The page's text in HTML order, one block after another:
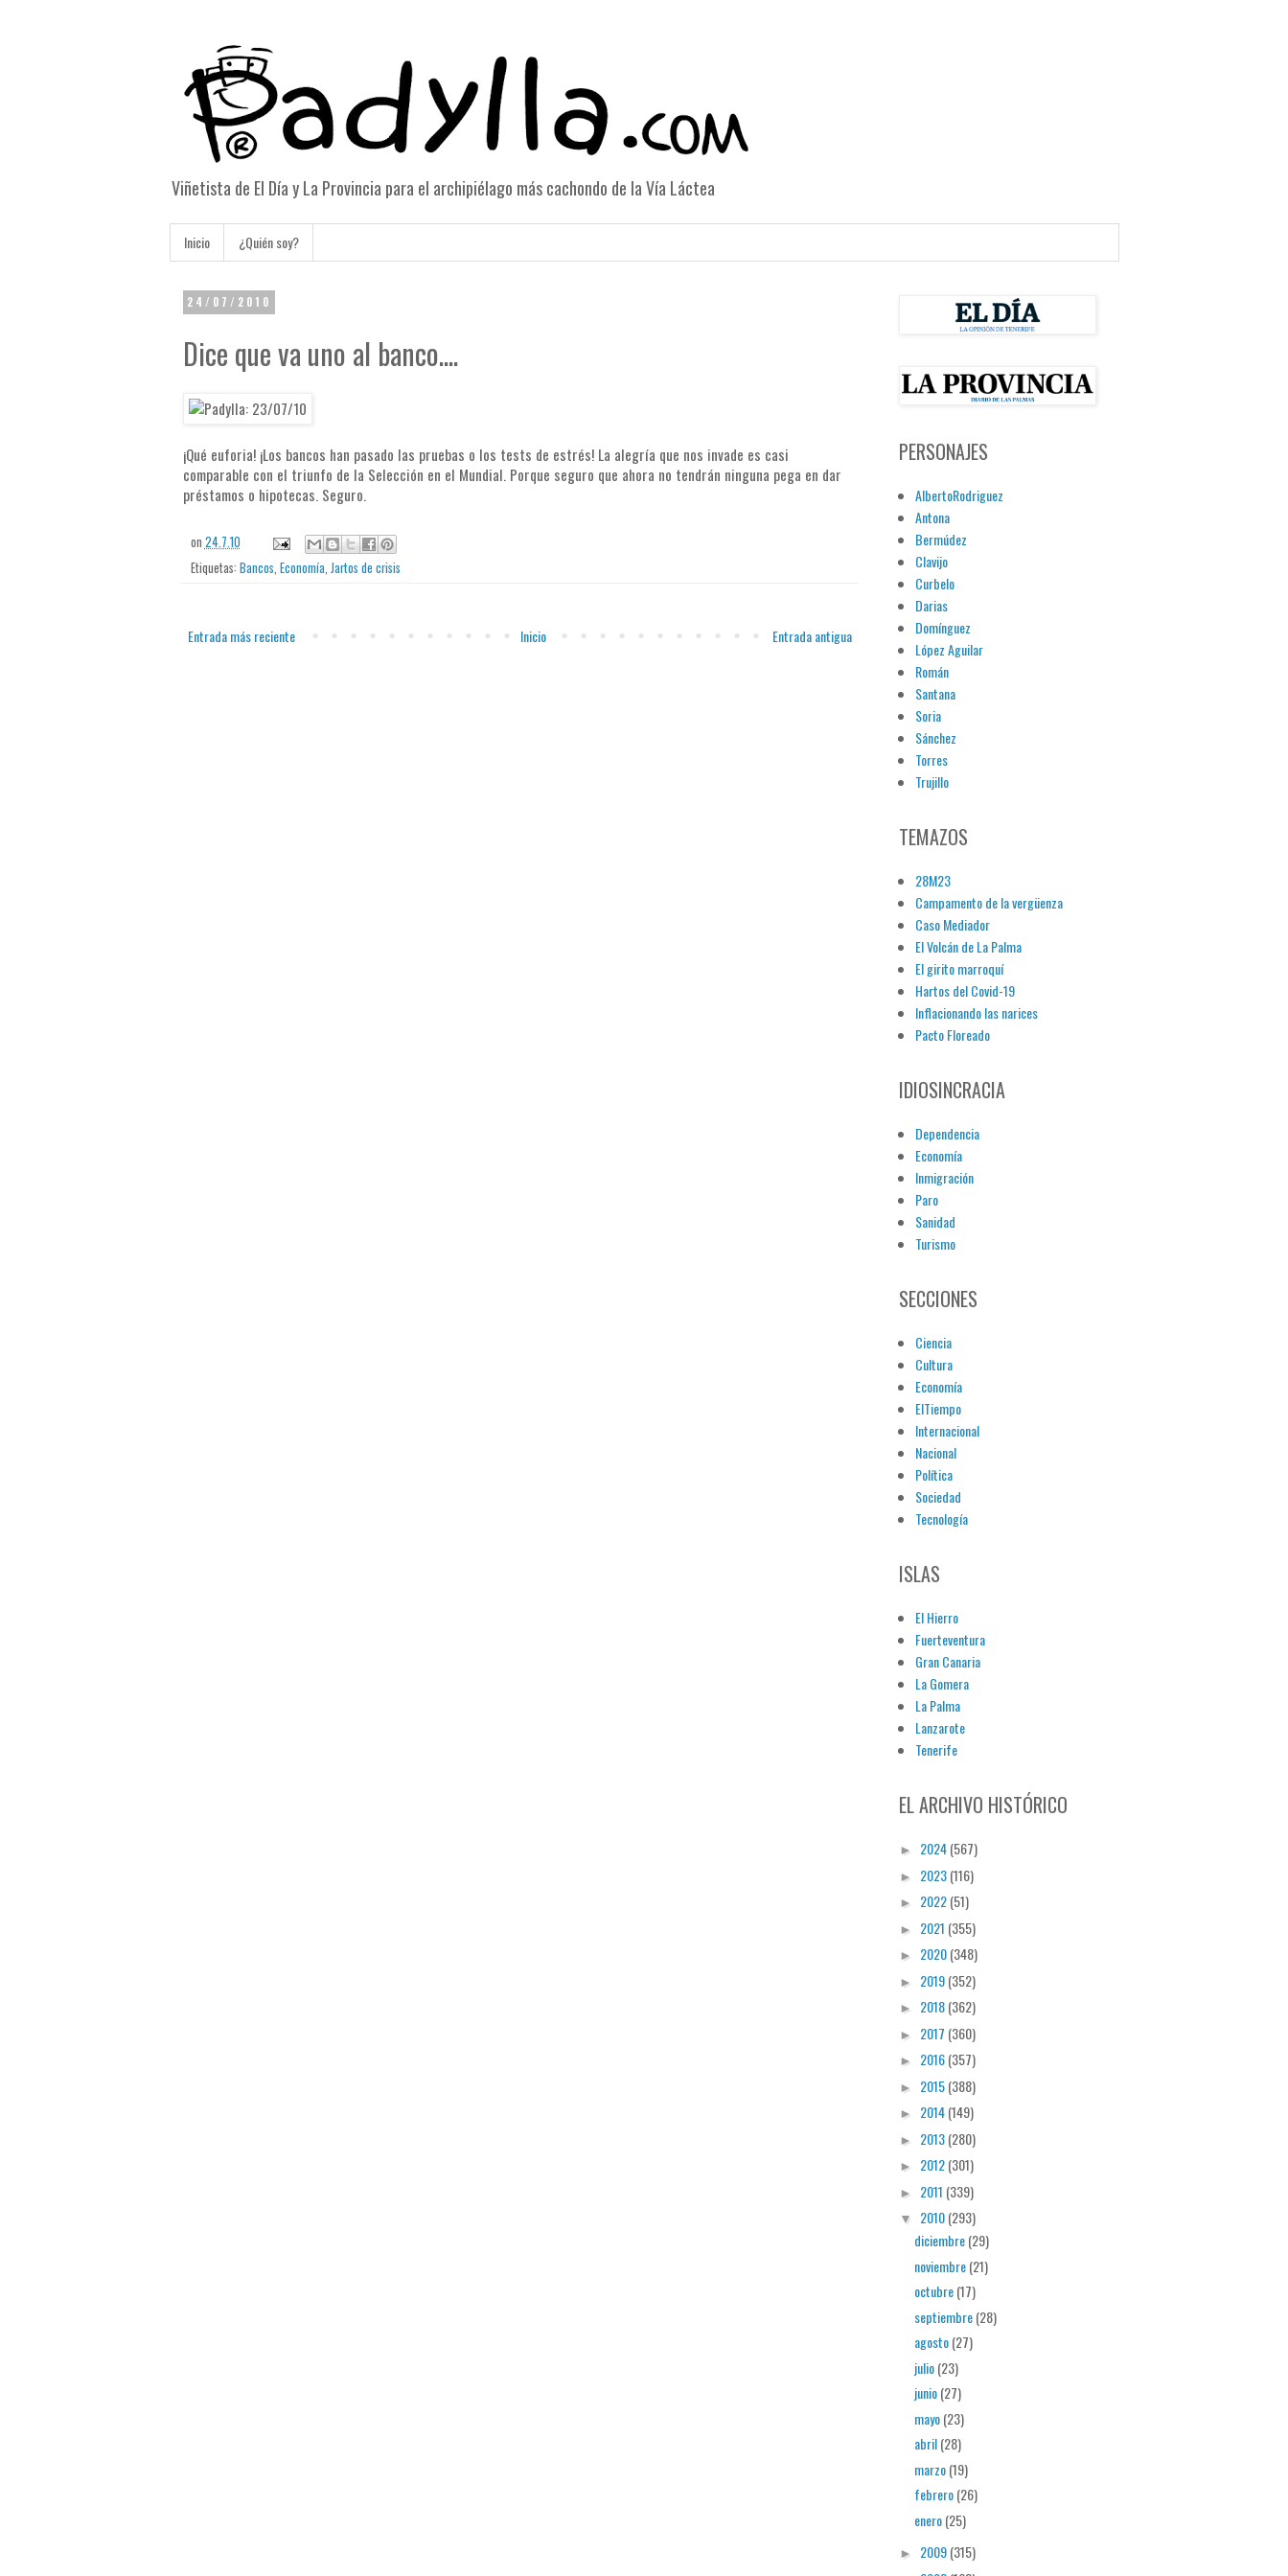
Viñetista de El Día y La Provincia para el archipiélago más cachondo de la Vía Láctea
Inicio ¿Quién soy?
24/07/2010
Dice que va uno al banco....
¡Qué euforia! ¡Los bancos han pasado las pruebas o los tests de estrés! La alegría que nos invade es casi
comparable con el triunfo de la Selección en el Mundial. Porque seguro que ahora no tendrán ninguna pega en dar
préstamos o hipotecas. Seguro.
on 24.7.10
Etiquetas: Bancos, Economía, Jartos de crisis
Entrada más reciente Entrada antigua
Inicio
PERSONAJES
AlbertoRodriguez
Antona
Bermúdez
Clavijo
Curbelo
Darias
Domínguez
López Aguilar
Román
Santana
Soria
Sánchez
Torres
Trujillo
TEMAZOS
28M23
Campamento de la vergüenza
Caso Mediador
El Volcán de La Palma
El girito marroquí
Hartos del Covid-19
Inflacionando las narices
Pacto Floreado
IDIOSINCRACIA
Dependencia
Economía
Inmigración
Paro
Sanidad
Turismo
SECCIONES
Ciencia
Cultura
Economía
ElTiempo
Internacional
Nacional
Política
Sociedad
Tecnología
ISLAS
El Hierro
Fuerteventura
Gran Canaria
La Gomera
La Palma
Lanzarote
Tenerife
EL ARCHIVO HISTÓRICO
► 2024(567)
► 2023(116)
► 2022(51)
► 2021 (355)
► 2020(348)
► 2019(352)
► 2018(362)
► 2017 (360)
► 2016(357)
► 2015(388)
► 2014(149)
► 2013(280)
► 2012(301)
► 2011 (339)
▼ 2010(293)
diciembre(29)
noviembre(21)
octubre(17)
septiembre(28)
agosto(27)
julio(23)
junio(27)
mayo(23)
abril(28)
marzo(19)
febrero(26)
enero(25)
► 2009(315)